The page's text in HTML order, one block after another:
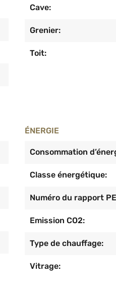
Cave:
Grenier:
Toit:
ÉNERGIE
Consommation
Classe énergétique:
Numéro du rapport
Emission CO2:
Type de chauffage:
Vitrage: